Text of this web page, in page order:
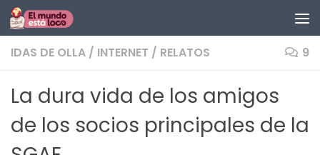
Saltar al contenido
IDAS DE OLLA / INTERNET / RELATOS 9
La dura vida de los amigos
de los socios principales de la